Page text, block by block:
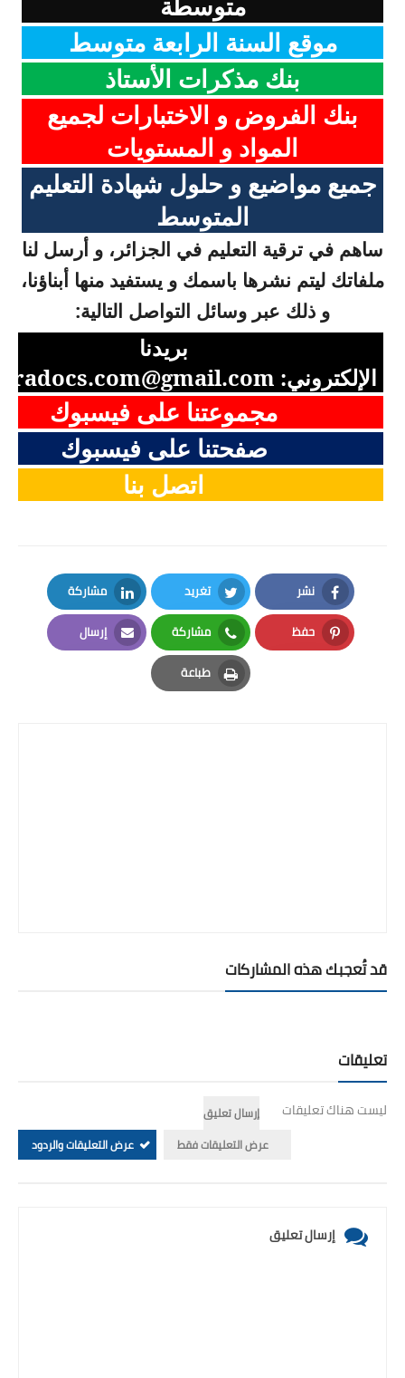
موقع السنة الرابعة متوسط
بنك مذكرات الأستاذ
بنك الفروض و الاختبارات لجميع
المواد و المستويات
جميع مواضيع و حلول شهادة التعليم
المتوسط
ساهم في ترقية التعليم في الجزائر، و أرسل لنا
ملفاتك ليتم نشرها باسمك و يستفيد منها أبناؤنا،
و ذلك عبر وسائل التواصل التالية:
بريدنا
الإلكتروني:
مجموعتنا على فيسبوك
صفحتنا على فيسبوك
اتصل بنا
نشر
Facebook
تغريد
Twitter
مشاركة
LinkedIn
حفظ
Pinterest
مشاركة
Whatsapp
إرسال
Email
طباعة
Print
قد تُعجبك هذه المشاركات
تعليقات
ليست هناك تعليقات
إرسال تعليق
عرض التعليقات فقط
عرض التعليقات والردود
إرسال تعليق